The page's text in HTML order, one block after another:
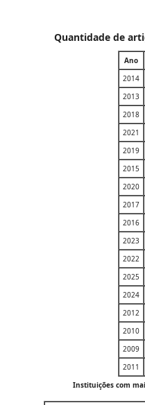
Quantidade de
Ano
2014
2013
2018
2021
2019
2015
2020
2017
2016
2023
2022
2025
2024
2012
2010
2009
2011
Instituições com